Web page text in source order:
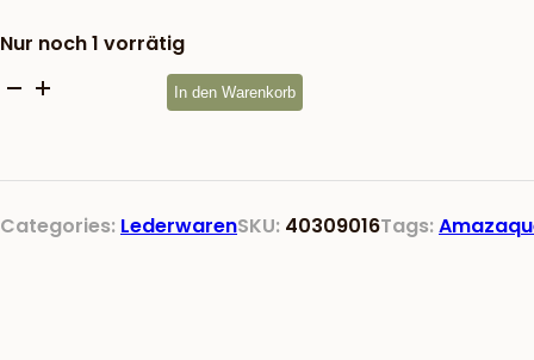
Nur noch 1 vorrätig
Geldbörse
Amazaque
Nappaleder
In den Warenkorb
Categories: LederwarenSKU: 40309016Tags: